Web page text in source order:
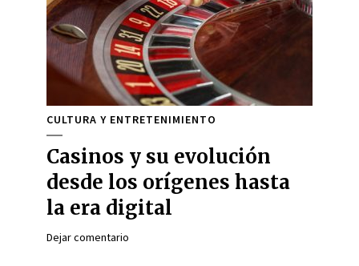
CULTURA Y ENTRETENIMIENTO
Casinos y su evolución
desde los orígenes hasta
la era digital
Dejar comentario